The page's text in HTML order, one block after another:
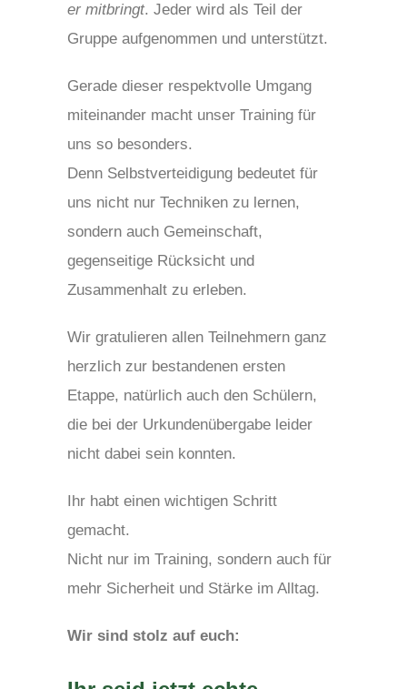
er mitbringt. Jeder wird als Teil der
Gruppe aufgenommen und unterstützt.
Gerade dieser respektvolle Umgang
miteinander macht unser Training für
uns so besonders.
Denn Selbstverteidigung bedeutet für
uns nicht nur Techniken zu lernen,
sondern auch Gemeinschaft,
gegenseitige Rücksicht und
Zusammenhalt zu erleben.
Wir gratulieren allen Teilnehmern ganz
herzlich zur bestandenen ersten
Etappe, natürlich auch den Schülern,
die bei der Urkundenübergabe leider
nicht dabei sein konnten.
Ihr habt einen wichtigen Schritt
gemacht.
Nicht nur im Training, sondern auch für
mehr Sicherheit und Stärke im Alltag.
Wir sind stolz auf euch: